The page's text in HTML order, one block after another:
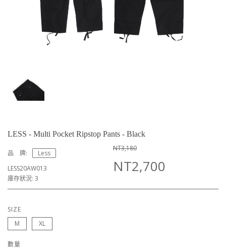
LESS - Multi Pocket Ripstop Pants - Black
品 牌:
Less
LESS20AW013
庫存狀況: 3
NT3,180
NT2,700
SIZE
M
XL
數量